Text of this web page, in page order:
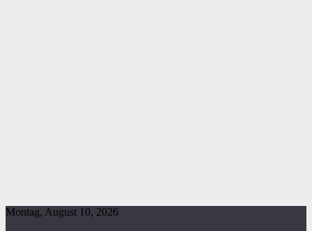
Montag, August 10, 2026